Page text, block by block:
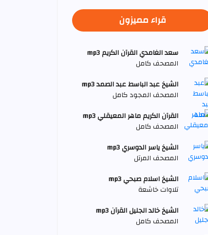
قراء مميزون
سعد الغامدي القرآن الكريم mp3
المصحف كامل
الشيخ عبد الباسط عبد الصمد mp3
المصحف المجود كامل
القرآن الكريم ماهر المعيقلي mp3
المصحف كامل
الشيخ ياسر الدوسري mp3
المصحف المرتل
الشيخ اسلام صبحي mp3
تلاوات خاشعة
الشيخ خالد الجليل القرآن mp3
المصحف كامل